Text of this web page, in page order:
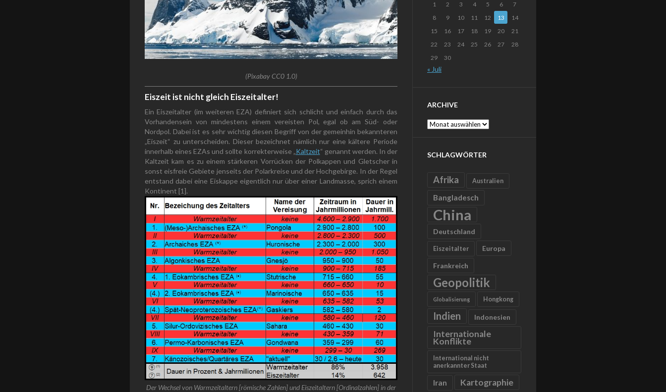
(Pixabay CC0 1.0)
Eiszeit ist nicht gleich Eiszeitalter!
Ein Eiszeitalter (im weiteren EZA) definiert sich schlicht und einfach durch das
Vorhandensein von mindestens einem vereisten Pol, egal ob am Süd- oder
Nordpol. Dabei ist es sehr wichtig diesen Begriff von der gemeinhin bekannteren
„Eiszeit“ zu unterscheiden. Dieser bezeichnet nämlich nur eine kältere Periode
innerhalb eines EZAs und sollte korrekterweise „Kaltzeit“ genannt werden. In der
Kaltzeit kam es zu einem stärkeren Vorrücken der Polkappen und Gletscher in
sonst eisfreie Gebiete jenseits der Polarkreise und der Hochgebirge. In der Regel
entstand dabei eine Eiskappe eigentlich nur über einer Landmasse, sprich einem
Kontinent [1].
Der Wechsel von Warmzeitaltern [römische Zahlen] und Eiszeitaltern [Ordinalzahlen] in der
1
2 3 4 5 6
7
8
9 10 11 12 13
14
15
16 17 18 19 20
21
22
23 24 25 26 27
28
29
30
« Juli
ARCHIVE
Archive
SCHLAGWÖRTER
Afrika Australien
Bangladesch
China
Deutschland
Eiszeitalter Europa
Frankreich
Geopolitik
Globalisierung Hongkong
Indien Indonesien
Internationale
Konflikte
International nicht
anerkannter Staat
Iran Kartographie